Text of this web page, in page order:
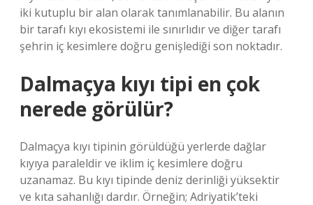
iki kutuplu bir alan olarak tanımlanabilir. Bu alanın
bir tarafı kıyı ekosistemi ile sınırlıdır ve diğer tarafı
şehrin iç kesimlere doğru genişlediği son noktadır.
Dalmaçya kıyı tipi en çok
nerede görülür?
Dalmaçya kıyı tipinin görüldüğü yerlerde dağlar
kıyıya paraleldir ve iklim iç kesimlere doğru
uzanamaz. Bu kıyı tipinde deniz derinliği yüksektir
ve kıta sahanlığı dardır. Örneğin; Adriyatik’teki